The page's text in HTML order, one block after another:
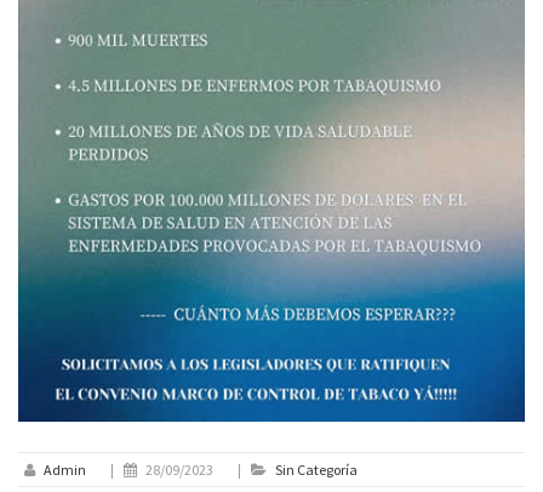
Admin | 28/09/2023 | Sin Categoría